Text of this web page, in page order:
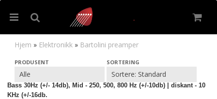
Hjem » Elektronikk » Bartolini preamper
PRODUSENT SORTERING
Bartolini preamper
Bartolini Basspreamper fungerer både med 9V og 18V. Frekvenser:
Bass 30Hz (+/- 14db), Mid - 250, 500, 800 Hz (+/-10db) | diskant - 10
KHz (+/-16db.